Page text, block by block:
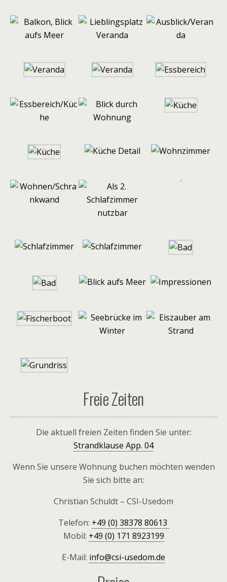
Freie Zeiten
Die aktuell freien Zeiten finden Sie unter:
Strandklause App. 04
Wenn Sie unsere Wohnung buchen möchten wenden
Sie sich bitte an:
Christian Schuldt – CSI-Usedom
Telefon: +49 (0) 38378 80613
Mobil: +49 (0) 171 8923199
E-Mail: info@csi-usedom.de